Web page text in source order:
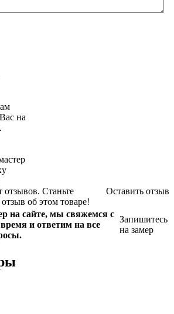
на
Оставить отзыв
отзывов. Станьте
об этом товаре!
на сайте, мы свяжемся с
и ответим на все
Запишитесь
на замер